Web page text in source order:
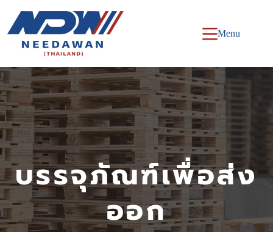
Menu
บรรจุภัณฑ์เพื่อส่ง
ออก